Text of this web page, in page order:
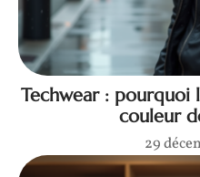
Techwear : pourquoi
couleur
29